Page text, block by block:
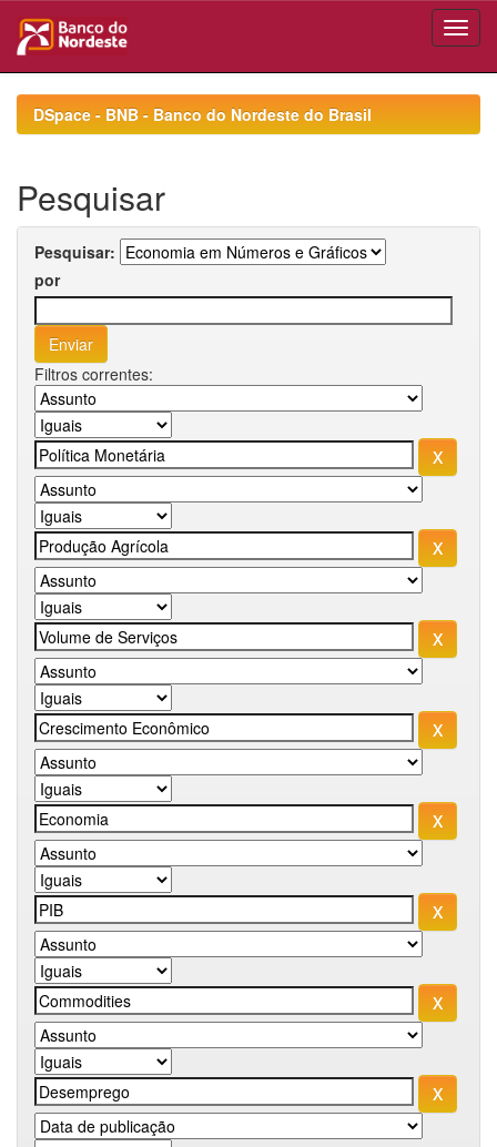
navigationDSpace - BNB - Banco do Nordeste do Brasil
Pesquisar
Pesquisar:
por
Filtros correntes: